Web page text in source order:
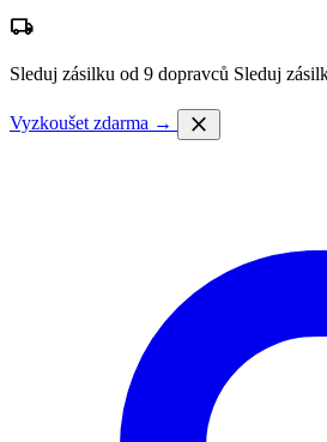
local_shipping
Sleduj zásilku od 9 dopravců Sleduj
Vyzkoušet zdarma → close